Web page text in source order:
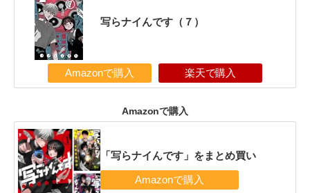
写らナイんです（７）
Amazonで購入 楽天で購入
Amazonで購入
「写らナイんです」をまとめ買い